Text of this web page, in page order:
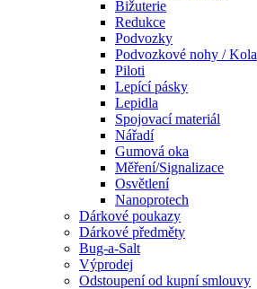
Bižuterie
Redukce
Podvozky
Podvozkové nohy / Kola
Piloti
Lepící pásky
Lepidla
Spojovací materiál
Nářadí
Gumová oka
Měření/Signalizace
Osvětlení
Nanoprotech
Dárkové poukazy
Dárkové předměty
Bug-a-Salt
Výprodej
Odstoupení od kupní smlouvy